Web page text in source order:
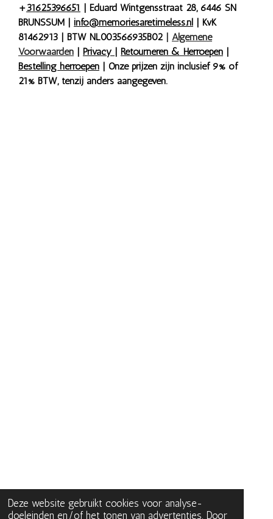
Deze website gebruikt cookies voor analyse-
doeleinden en/of het tonen van advertenties. Door
+31625396651 | Eduard Wintgensstraat 28, 6446 SN
BRUNSSUM | info@memoriesaretimeless.nl | KvK
81462913 | BTW NL003566935B02 | Algemene
Voorwaarden | Privacy | Retourneren & Herroepen |
Bestelling herroepen | Onze prijzen zijn inclusief 9% of
21% BTW, tenzij anders aangegeven.